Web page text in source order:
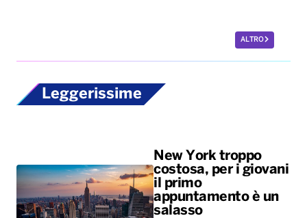
ALTRO
Leggerissime
New York troppo
costosa, per i giovani
il primo
appuntamento è un
salasso